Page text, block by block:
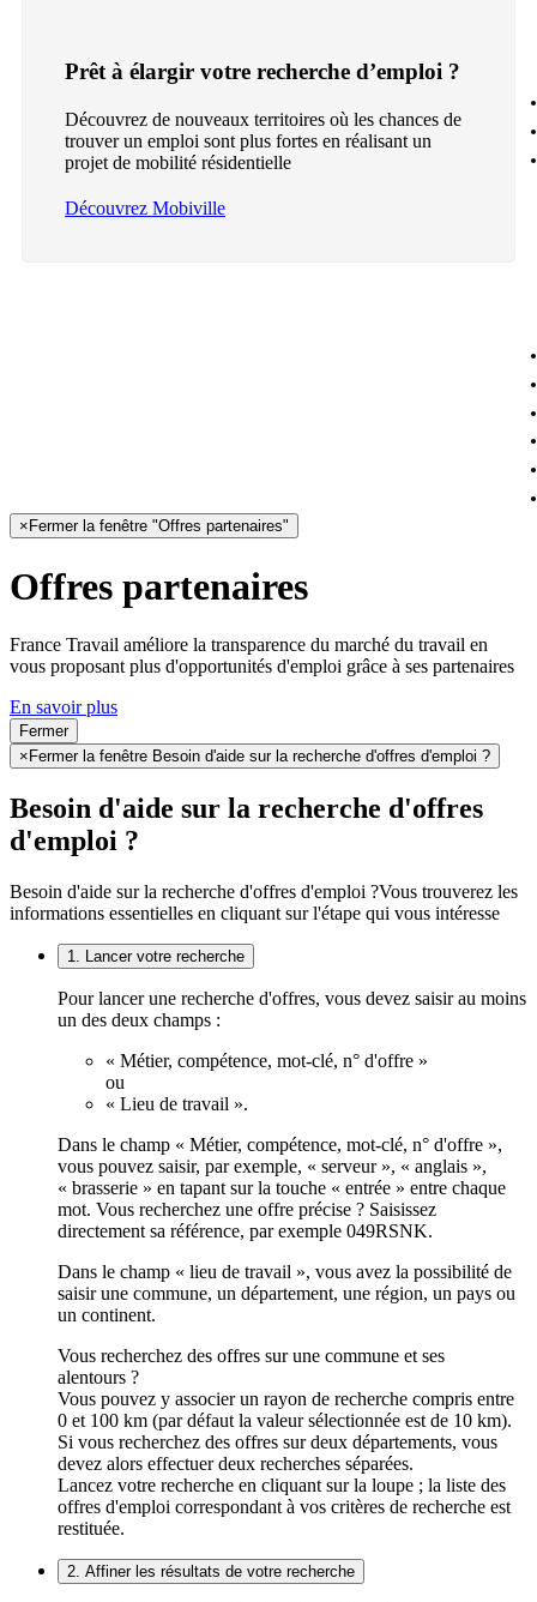
Prêt à élargir votre recherche d’emploi ?
Découvrez de nouveaux territoires où les chances de
trouver un emploi sont plus fortes en réalisant un
projet de mobilité résidentielle
Découvrez Mobiville
× Fermer la fenêtre "Offres partenaires"
Offres partenaires
France Travail améliore la transparence du marché du travail en
vous proposant plus d'opportunités d'emploi grâce à ses partenaires
En savoir plus
Fermer
× Fermer la fenêtre Besoin d'aide sur la recherche d'offres d'emploi ?
Besoin d'aide sur la recherche d'offres
d'emploi ?
Besoin d'aide sur la recherche d'offres d'emploi ?Vous trouverez les
informations essentielles en cliquant sur l'étape qui vous intéresse
1. Lancer votre recherche
Pour lancer une recherche d'offres, vous devez saisir au moins
un des deux champs :
« Métier, compétence, mot-clé, n° d'offre »
ou
« Lieu de travail ».
Dans le champ « Métier, compétence, mot-clé, n° d'offre »,
vous pouvez saisir, par exemple, « serveur », « anglais »,
« brasserie » en tapant sur la touche « entrée » entre chaque
mot. Vous recherchez une offre précise ? Saisissez
directement sa référence, par exemple 049RSNK.
Dans le champ « lieu de travail », vous avez la possibilité de
saisir une commune, un département, une région, un pays ou
un continent.
Vous recherchez des offres sur une commune et ses
alentours ?
Vous pouvez y associer un rayon de recherche compris entre
0 et 100 km (par défaut la valeur sélectionnée est de 10 km).
Si vous recherchez des offres sur deux départements, vous
devez alors effectuer deux recherches séparées.
Lancez votre recherche en cliquant sur la loupe ; la liste des
offres d'emploi correspondant à vos critères de recherche est
restituée.
2. Affiner les résultats de votre recherche